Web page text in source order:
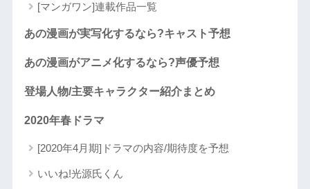
[マンガワン]連載作品一覧
あの漫画が実写化するなら?キャスト予想
あの漫画がアニメ化するなら?声優予想
登場人物/主要キャラクター紹介まとめ
2020年春ドラマ
[2020年4月期]ドラマの内容/期待度を予想
いいね!光源氏くん